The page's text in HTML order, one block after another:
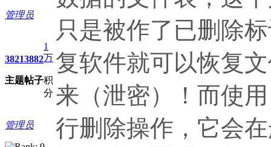
管理员
3821
主题
3882
帖子
1
万
积
分
管理员
只是被作了已删除
复软件就可以恢复
来（泄密）！而使
行删除操作，它会